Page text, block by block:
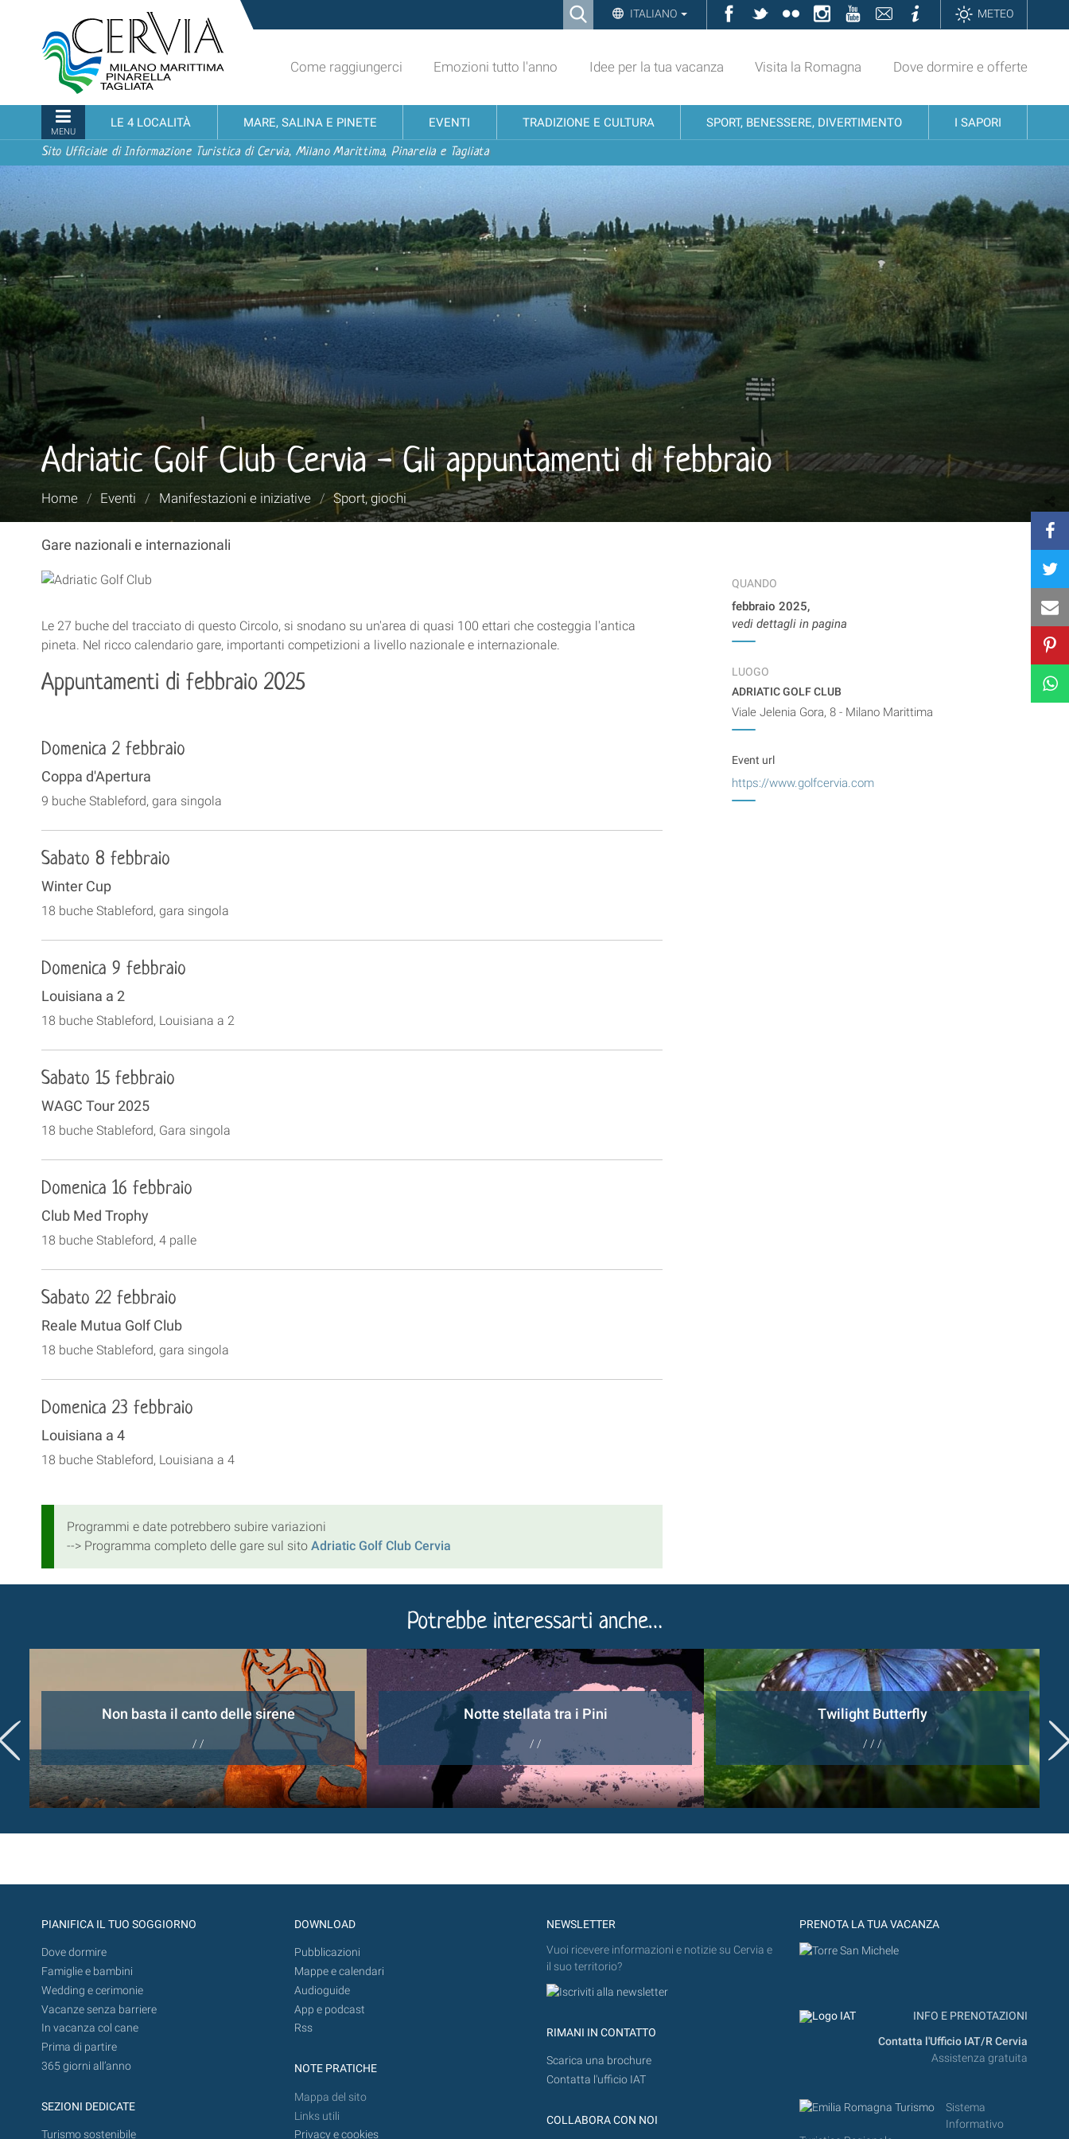
contenuti.
alla
navigazione
Ricerca ITALIANO Facebook
TwitterFlickrInstagramYouTubeContattiInformazioniMETEO
turistico
ufficiale
Cervia,
Milano
Marittima,
Pinarella,
Tagliata
Come raggiungerci Emozioni tutto l'anno Idee per la tua vacanza Visita la Romagna Dove dormire e offerte
MENU
LE 4 LOCALITÀ MARE, SALINA E PINETE EVENTI TRADIZIONE E CULTURA SPORT, BENESSERE, DIVERTIMENTO I SAPORI
Sito Ufficiale di Informazione Turistica di Cervia, Milano Marittima, Pinarella e Tagliata
Adriatic Golf Club Cervia - Gli appuntamenti di febbraio
Tu
Home / Eventi / Manifestazioni e iniziative / Sport, giochi
Gare nazionali e internazionali
Le 27 buche del tracciato di questo Circolo, si snodano su un'area di quasi 100 ettari che costeggia l'antica
pineta. Nel ricco calendario gare, importanti competizioni a livello nazionale e internazionale.
Appuntamenti di febbraio 2025
Domenica 2 febbraio
Coppa d'Apertura
9 buche Stableford, gara singola
Sabato 8 febbraio
Winter Cup
18 buche Stableford, gara singola
Domenica 9 febbraio
Louisiana a 2
18 buche Stableford, Louisiana a 2
Sabato 15 febbraio
WAGC Tour 2025
18 buche Stableford, Gara singola
Domenica 16 febbraio
Club Med Trophy
18 buche Stableford, 4 palle
Sabato 22 febbraio
Reale Mutua Golf Club
18 buche Stableford, gara singola
Domenica 23 febbraio
Louisiana a 4
18 buche Stableford, Louisiana a 4
Programmi e date potrebbero subire variazioni
--> Programma completo delle gare sul sito Adriatic Golf Club Cervia
QUANDO
febbraio 2025,
vedi dettagli in pagina
LUOGO
ADRIATIC GOLF CLUB
Viale Jelenia Gora, 8 - Milano Marittima
Event url
https://www.golfcervia.com
Potrebbe interessarti anche…
Non basta il canto delle sirene
/ /
Notte stellata tra i Pini
/ /
Twilight Butterfly
/ / /
PIANIFICA IL TUO SOGGIORNO
Dove dormire
Famiglie e bambini
Wedding e cerimonie
Vacanze senza barriere
In vacanza col cane
Prima di partire
365 giorni all’anno
SEZIONI DEDICATE
Turismo sostenibile
DOWNLOAD
Pubblicazioni
Mappe e calendari
Audioguide
App e podcast
Rss
NOTE PRATICHE
Mappa del sito
Links utili
Privacy e cookies
NEWSLETTER
Vuoi ricevere informazioni e notizie su Cervia e
il suo territorio?
RIMANI IN CONTATTO
Scarica una brochure
Contatta l'ufficio IAT
COLLABORA CON NOI
PRENOTA LA TUA VACANZA
INFO E PRENOTAZIONI
Contatta l'Ufficio IAT/R Cervia
Assistenza gratuita
Sistema
Informativo